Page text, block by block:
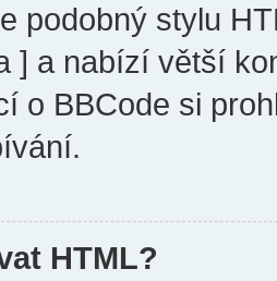
podobný stylu
] a nabízí větší
o BBCode si
HTML?